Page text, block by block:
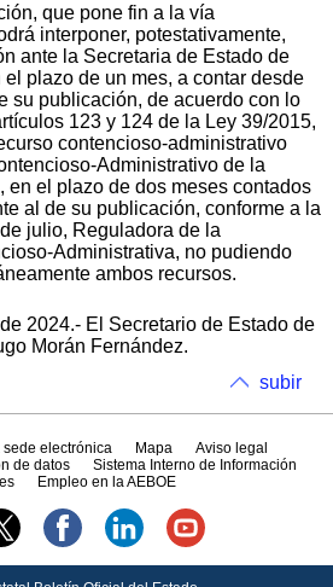
que pone fin a la vía
interponer, potestativamente,
ante la Secretaria de Estado de
el plazo de un mes, a contar desde
su publicación, de acuerdo con lo
123 y 124 de la Ley 39/2015,
contencioso-administrativo
Administrativo de la
en el plazo de dos meses contados
al de su publicación, conforme a la
julio, Reguladora de la
Administrativa, no pudiendo
ambos recursos.
2024.- El Secretario de Estado de
Morán Fernández.
subir
sede electrónica Mapa
Aviso legal
de datos
Sistema Interno de Información
Empleo en la AEBOE